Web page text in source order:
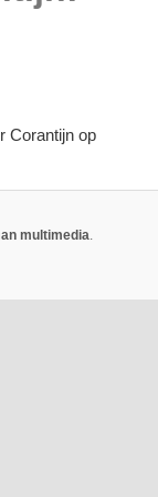
Corantijn op
multimedia